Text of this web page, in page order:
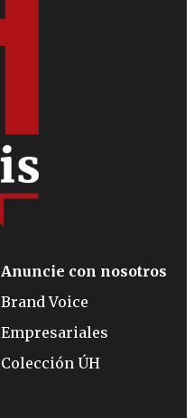
Anuncie con nosotros
Brand Voice
Empresariales
Colección ÚH